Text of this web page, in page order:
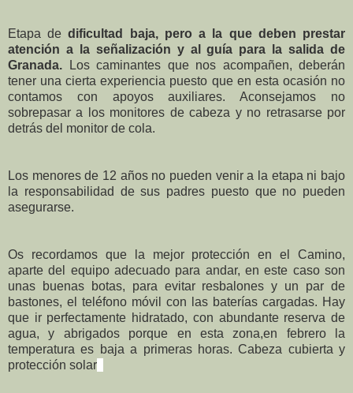
Etapa dedificultad baja, pero a la que deben prestar
atención a la señalización y al guía para la salida de
Granada.
Los caminantes que nos acompañen, deberán
tener una cierta experiencia puesto que en esta ocasión no
contamos con apoyos auxiliares. Aconsejamos no
sobrepasar a los monitores de cabeza y no retrasarse por
detrás del monitor de cola.
Los menores de 12 años no pueden venir a la etapa ni bajo
la responsabilidad de sus padres puesto que no pueden
asegurarse.
Os recordamos que la mejor protección en el Camino,
aparte del equipo adecuado para andar, en este caso son
unas buenas botas, para evitar resbalones y un par de
bastones, el teléfono móvil con las baterías cargadas. Hay
que ir perfectamente hidratado, con abundante reserva de
agua, y abrigados porque en esta zona,en febrero la
temperatura es baja a primeras horas. Cabeza cubierta y
protección solar